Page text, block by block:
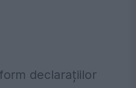
declarațiilor